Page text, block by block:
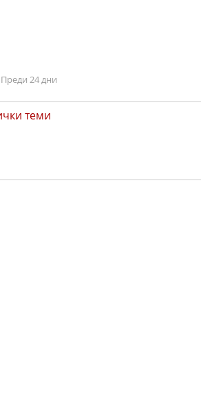
24 дни
теми